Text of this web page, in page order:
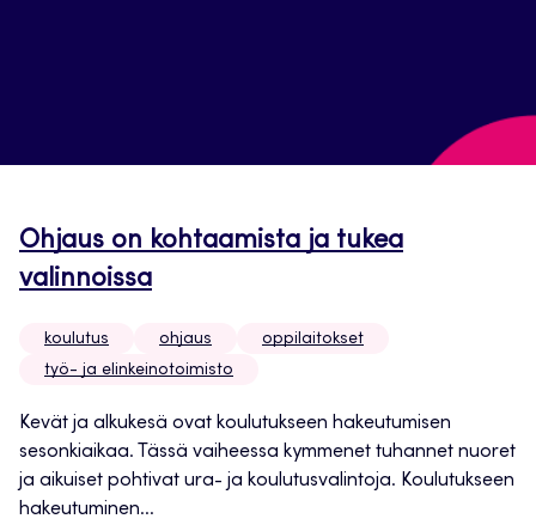
Ohjaus on kohtaamista ja tukea
valinnoissa
koulutus ohjaus
oppilaitokset
työ- ja elinkeinotoimisto
Kevät ja alkukesä ovat koulutukseen hakeutumisen
sesonkiaikaa. Tässä vaiheessa kymmenet tuhannet nuoret
ja aikuiset pohtivat ura- ja koulutusvalintoja. Koulutukseen
hakeutuminen...